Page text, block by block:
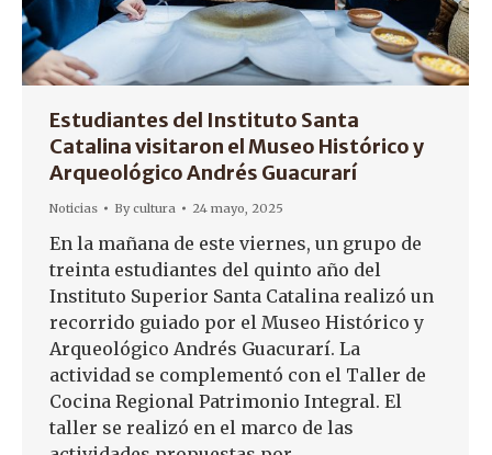
Estudiantes del Instituto Santa
Catalina visitaron el Museo Histórico y
Arqueológico Andrés Guacurarí
Noticias Bycultura 24 mayo, 2025
En la mañana de este viernes, un grupo de
treinta estudiantes del quinto año del
Instituto Superior Santa Catalina realizó un
recorrido guiado por el Museo Histórico y
Arqueológico Andrés Guacurarí. La
actividad se complementó con el Taller de
Cocina Regional Patrimonio Integral. El
taller se realizó en el marco de las